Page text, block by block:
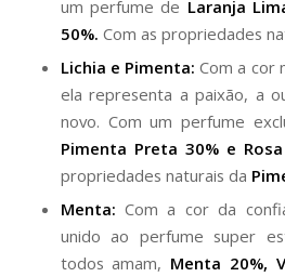
um perfume de Laranja
50%. Com as propriedades
Lichia e Pimenta: Com a cor
ela representa a paixão, a
novo. Com um perfume
Pimenta Preta 30% e
propriedades naturais da
Menta: Com a cor da
unido ao perfume super
todos amam, Menta 20%,